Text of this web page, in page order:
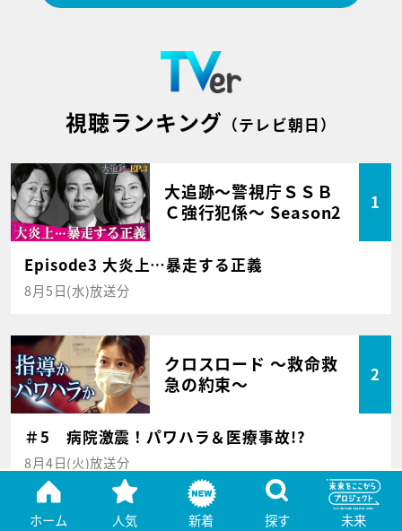
視聴ランキング （テレビ朝日）
大追跡～警視庁ＳＳＢ
Ｃ強行犯係～ Season2
1
Episode3 大炎上…暴走する正義
8月5日(水)放送分
クロスロード ～救命救
急の約束～
2
＃5 病院激震！パワハラ＆医療事故!?
8月4日(火)放送分
ホーム 人気 新着 探す 未来